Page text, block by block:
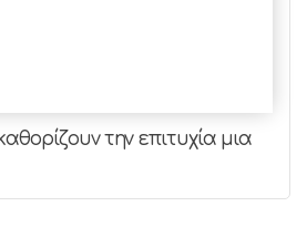
την επιτυχία μια